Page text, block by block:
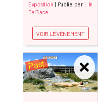
Exposition | Publié par : In
Da Place
VOIR L'ÉVÉNEMENT
Past